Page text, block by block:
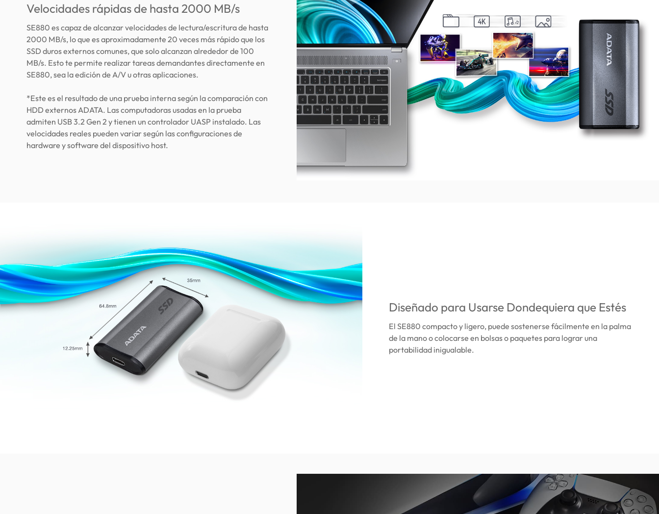
Velocidades rápidas de hasta 2000 MB/s
SE880 es capaz de alcanzar velocidades de lectura/escritura de hasta
2000 MB/s, lo que es aproximadamente 20 veces más rápido que los
SSD duros externos comunes, que solo alcanzan alrededor de 100
MB/s. Esto te permite realizar tareas demandantes directamente en
SE880, sea la edición de A/V u otras aplicaciones.
*Este es el resultado de una prueba interna según la comparación con
HDD externos ADATA. Las computadoras usadas en la prueba
admiten USB 3.2 Gen 2 y tienen un controlador UASP instalado. Las
velocidades reales pueden variar según las configuraciones de
hardware y software del dispositivo host.
Diseñado para Usarse Dondequiera que Estés
El SE880 compacto y ligero, puede sostenerse fácilmente en la palma
de la mano o colocarse en bolsas o paquetes para lograr una
portabilidad inigualable.